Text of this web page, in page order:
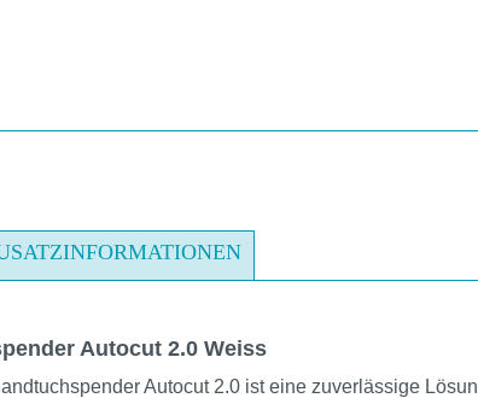
Autocut 2.0 Weiss
Autocut 2.0 ist eine zuverlässige